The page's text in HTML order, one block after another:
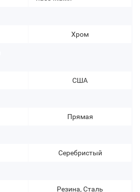
Хром
США
Прямая
Серебристый
Резина, Сталь